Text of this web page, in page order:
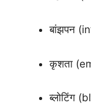
बांझपन
कृशता
ब्लोटिंग